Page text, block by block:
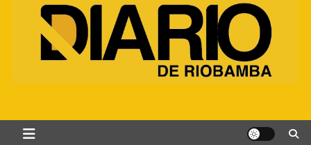
y Contenidos digitales